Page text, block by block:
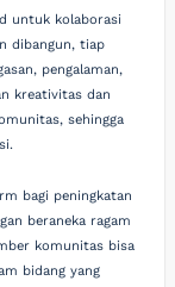
untuk kolaborasi
dibangun, tiap
pengalaman,
kreativitas dan
sehingga
bagi peningkatan
beraneka ragam
komunitas bisa
bidang yang